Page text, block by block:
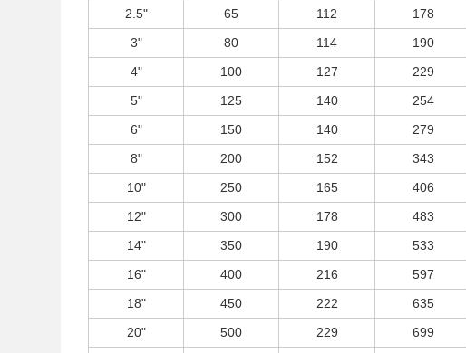
2.5"
65 112 178
3"
80 114 190
4"
100 127 229
5"
125 140 254
6"
150 140 279
8"
200 152 343
10"
250 165 406
12"
300 178 483
14"
350 190 533
16"
400 216 597
18"
450 222 635
20"
500 229 699